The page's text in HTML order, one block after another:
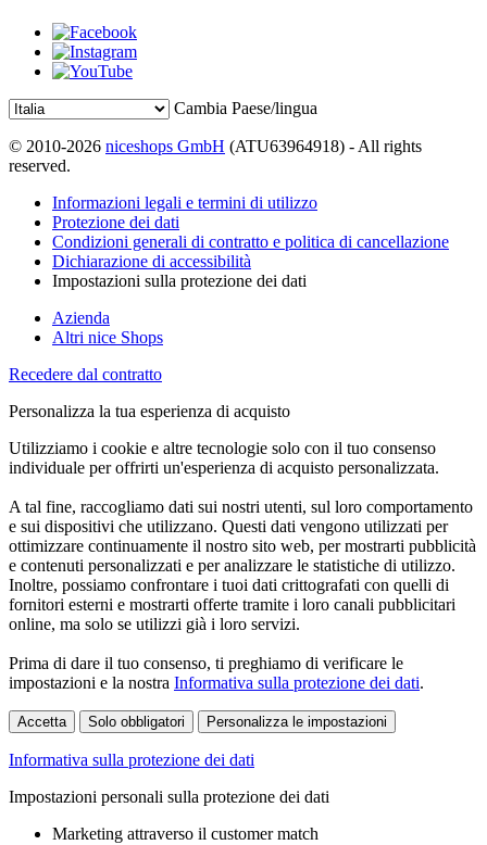
Cambia Paese/lingua
© 2010-2026 niceshops GmbH (ATU63964918) - All rights
reserved.
Informazioni legali e termini di utilizzo
Protezione dei dati
Condizioni generali di contratto e politica di cancellazione
Dichiarazione di accessibilità
Impostazioni sulla protezione dei dati
Azienda
Altri nice Shops
Recedere dal contratto
Personalizza la tua esperienza di acquisto
Utilizziamo i cookie e altre tecnologie solo con il tuo consenso
individuale per offrirti un'esperienza di acquisto personalizzata.
A tal fine, raccogliamo dati sui nostri utenti, sul loro comportamento
e sui dispositivi che utilizzano. Questi dati vengono utilizzati per
ottimizzare continuamente il nostro sito web, per mostrarti pubblicità
e contenuti personalizzati e per analizzare le statistiche di utilizzo.
Inoltre, possiamo confrontare i tuoi dati crittografati con quelli di
fornitori esterni e mostrarti offerte tramite i loro canali pubblicitari
online, ma solo se utilizzi già i loro servizi.
Prima di dare il tuo consenso, ti preghiamo di verificare le
impostazioni e la nostra Informativa sulla protezione dei dati.
Accetta Solo obbligatori Personalizza le impostazioni
Informativa sulla protezione dei dati
Impostazioni personali sulla protezione dei dati
Marketing attraverso il customer match